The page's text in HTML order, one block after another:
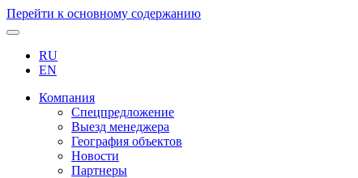
Перейти к основному содержанию
RU
EN
Компания
Спецпредложение
Выезд менеджера
География объектов
Новости
Партнеры